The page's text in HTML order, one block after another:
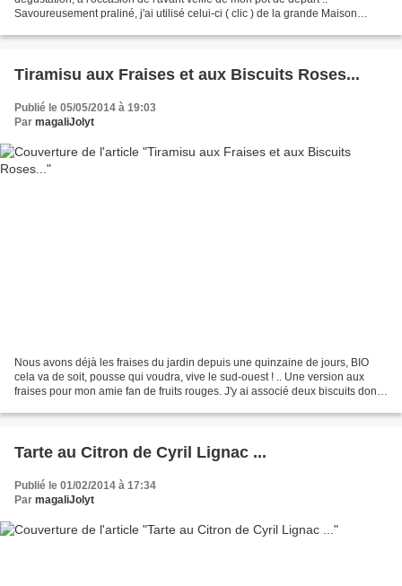
Savoureusement praliné, j'ai utilisé celui-ci ( clic ) de la grande Maison
Tiramisu aux Fraises et aux Biscuits Roses...
Publié le 05/05/2014 à 19:03
Par magaliJolyt
Nous avons déjà les fraises du jardin depuis une quinzaine de jours, BIO
cela va de soit, pousse qui voudra, vive le sud-ouest ! .. Une version aux
fraises pour mon amie fan de fruits rouges. J'y ai associé deux biscuits dont
Tarte au Citron de Cyril Lignac ...
Publié le 01/02/2014 à 17:34
Par magaliJolyt